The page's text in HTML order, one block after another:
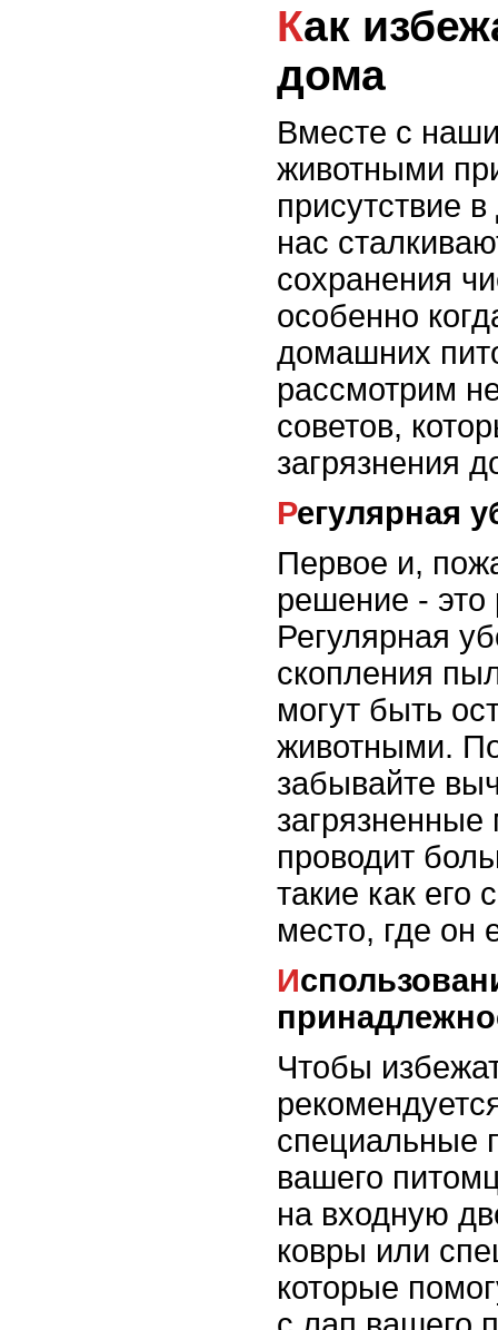
Как избежать загрязнения
дома
Вместе с
животными
присутствие
нас
сохранения
особенно
домашних
рассмотрим
советов,
загрязнения
Регулярная
Первое и,
решение - это
Регулярная
скопления
могут быть
животными.
забывайте
проводит
такие как его
место, где он
Использование специальных
Чтобы
специальные
вашего
на входную
ковры или
которые